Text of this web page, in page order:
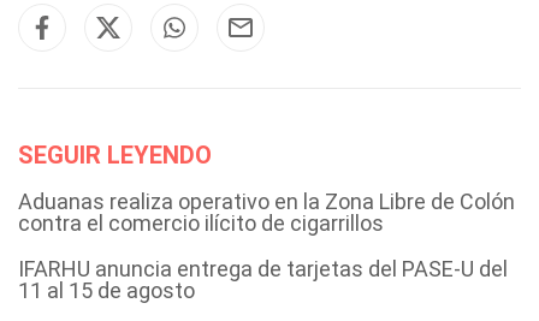
SEGUIR LEYENDO
Aduanas realiza operativo en la Zona Libre de Colón
contra el comercio ilícito de cigarrillos
IFARHU anuncia entrega de tarjetas del PASE-U del
11 al 15 de agosto